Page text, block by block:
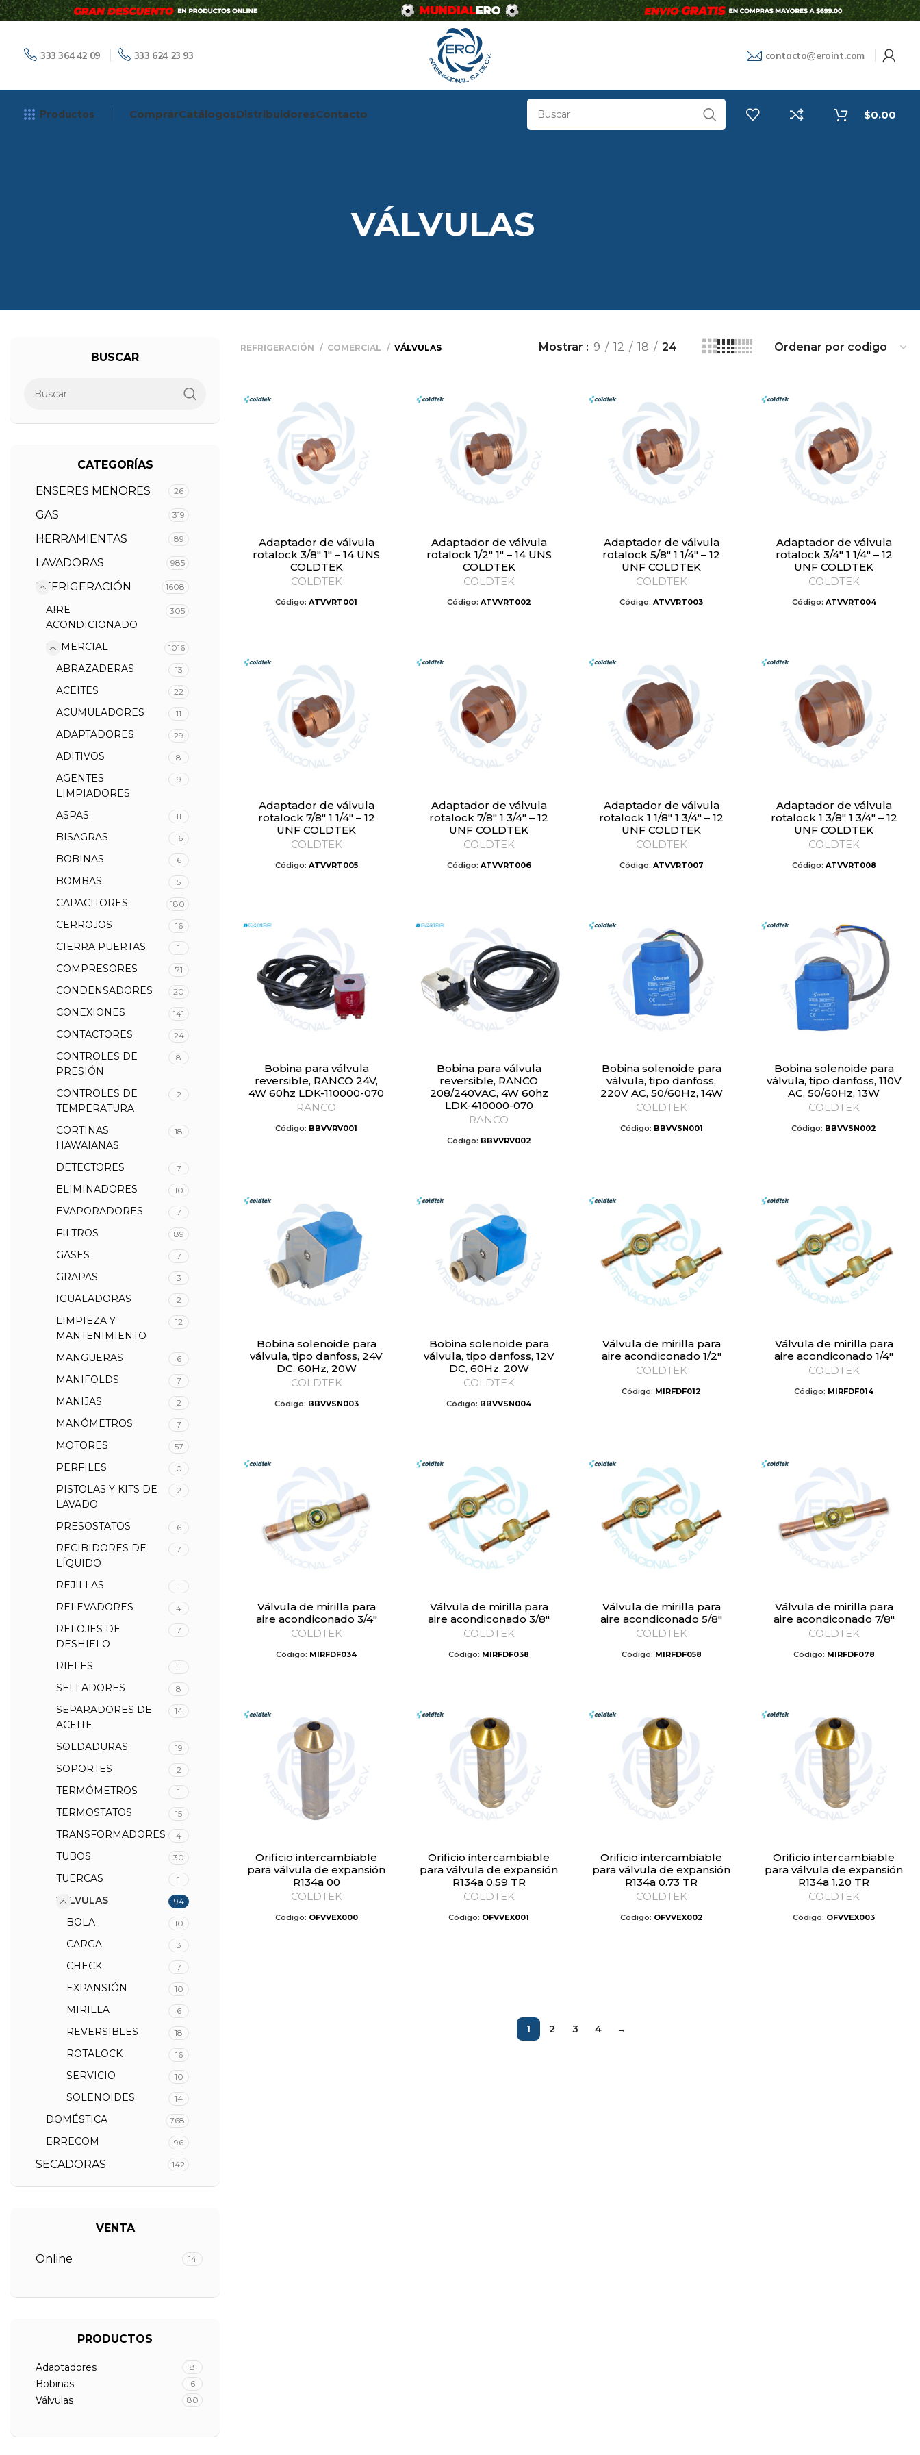
333 364 42 09 333 624 23 93 contacto@eroint.com
Productos ComprarCatálogosDistribuidoresContacto $0.00
VÁLVULAS
BUSCAR
CATEGORÍAS
ENSERES MENORES
26
GAS 319
HERRAMIENTAS 89
LAVADORAS 985
REFRIGERACIÓN 1608
AIRE
ACONDICIONADO
305
COMERCIAL 1016
ABRAZADERAS 13
ACEITES 22
ACUMULADORES 11
ADAPTADORES 29
ADITIVOS 8
AGENTES
LIMPIADORES
9
ASPAS 11
BISAGRAS 16
BOBINAS 6
BOMBAS 5
CAPACITORES 180
CERROJOS 16
CIERRA PUERTAS 1
COMPRESORES 71
CONDENSADORES 20
CONEXIONES 141
CONTACTORES 24
CONTROLES DE
PRESIÓN
8
CONTROLES DE
TEMPERATURA
2
CORTINAS
HAWAIANAS
18
DETECTORES 7
ELIMINADORES 10
EVAPORADORES 7
FILTROS 89
GASES 7
GRAPAS 3
IGUALADORAS 2
LIMPIEZA Y
MANTENIMIENTO
12
MANGUERAS 6
MANIFOLDS 7
MANIJAS 2
MANÓMETROS 7
MOTORES 57
PERFILES 0
PISTOLAS Y KITS DE
LAVADO
2
PRESOSTATOS 6
RECIBIDORES DE
LÍQUIDO
7
REJILLAS 1
RELEVADORES 4
RELOJES DE
DESHIELO
7
RIELES 1
SELLADORES 8
SEPARADORES DE
ACEITE
14
SOLDADURAS 19
SOPORTES 2
TERMÓMETROS 1
TERMOSTATOS 15
TRANSFORMADORES 4
TUBOS 30
TUERCAS 1
VÁLVULAS 94
BOLA 10
CARGA 3
CHECK 7
EXPANSIÓN 10
MIRILLA 6
REVERSIBLES 18
ROTALOCK 16
SERVICIO 10
SOLENOIDES 14
DOMÉSTICA 768
ERRECOM 96
SECADORAS 142
VENTA
Online 14
PRODUCTOS
Adaptadores 8
Bobinas 6
Válvulas 80
REFRIGERACIÓN COMERCIAL VÁLVULAS Mostrar 9 12 18 24
Adaptador de válvula
rotalock 3/8″ 1″ – 14 UNS
COLDTEK
COLDTEK
Código: ATVVRT001
Adaptador de válvula
rotalock 1/2″ 1″ – 14 UNS
COLDTEK
COLDTEK
Código: ATVVRT002
Adaptador de válvula
rotalock 5/8″ 1 1/4″ – 12
UNF COLDTEK
COLDTEK
Código: ATVVRT003
Adaptador de válvula
rotalock 3/4″ 1 1/4″ – 12
UNF COLDTEK
COLDTEK
Código: ATVVRT004
Adaptador de válvula
rotalock 7/8″ 1 1/4″ – 12
UNF COLDTEK
COLDTEK
Código: ATVVRT005
Adaptador de válvula
rotalock 7/8″ 1 3/4″ – 12
UNF COLDTEK
COLDTEK
Código: ATVVRT006
Adaptador de válvula
rotalock 1 1/8″ 1 3/4″ – 12
UNF COLDTEK
COLDTEK
Código: ATVVRT007
Adaptador de válvula
rotalock 1 3/8″ 1 3/4″ – 12
UNF COLDTEK
COLDTEK
Código: ATVVRT008
Bobina para válvula
reversible, RANCO 24V,
4W 60hz LDK-110000-070
RANCO
Código: BBVVRV001
Bobina para válvula
reversible, RANCO
208/240VAC, 4W 60hz
LDK-410000-070
RANCO
Código: BBVVRV002
Bobina solenoide para
válvula, tipo danfoss,
220V AC, 50/60Hz, 14W
COLDTEK
Código: BBVVSN001
Bobina solenoide para
válvula, tipo danfoss, 110V
AC, 50/60Hz, 13W
COLDTEK
Código: BBVVSN002
Bobina solenoide para
válvula, tipo danfoss, 24V
DC, 60Hz, 20W
COLDTEK
Código: BBVVSN003
Bobina solenoide para
válvula, tipo danfoss, 12V
DC, 60Hz, 20W
COLDTEK
Código: BBVVSN004
Válvula de mirilla para
aire acondiconado 1/2″
COLDTEK
Código: MIRFDF012
Válvula de mirilla para
aire acondiconado 1/4″
COLDTEK
Código: MIRFDF014
Válvula de mirilla para
aire acondiconado 3/4″
COLDTEK
Código: MIRFDF034
Válvula de mirilla para
aire acondiconado 3/8″
COLDTEK
Código: MIRFDF038
Válvula de mirilla para
aire acondiconado 5/8″
COLDTEK
Código: MIRFDF058
Válvula de mirilla para
aire acondiconado 7/8″
COLDTEK
Código: MIRFDF078
Orificio intercambiable
para válvula de expansión
R134a 00
COLDTEK
Código: OFVVEX000
Orificio intercambiable
para válvula de expansión
R134a 0.59 TR
COLDTEK
Código: OFVVEX001
Orificio intercambiable
para válvula de expansión
R134a 0.73 TR
COLDTEK
Código: OFVVEX002
Orificio intercambiable
para válvula de expansión
R134a 1.20 TR
COLDTEK
Código: OFVVEX003
1 2 3 4 →